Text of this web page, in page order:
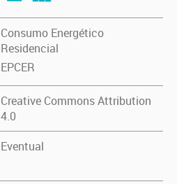
Consumo Energético
Residencial
EPCER
Creative Commons Attribution
4.0
Eventual